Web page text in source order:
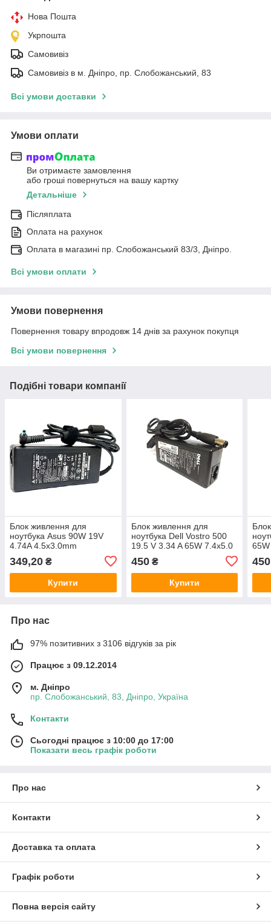
Нова Пошта
Укрпошта
Самовивіз
Самовивіз в м. Дніпро, пр. Слобожанський, 83
Всі умови доставки
Умови оплати
Ви отримаєте замовлення
або гроші повернуться на вашу картку
Детальніше
Післяплата
Оплата на рахунок
Оплата в магазині пр. Слобожанський 83/3, Дніпро.
Всі умови оплати
Умови повернення
Повернення товару впродовж 14 днів за рахунок покупця
Всі умови повернення
Подібні товари компанії
Блок живлення для
ноутбука Asus 90W 19V
4.74A 4.5x3.0mm
349,20 ₴
Купити
Блок живлення для
ноутбука Dell Vostro 500
19.5 V 3.34 A 65W 7.4x5.0
450₴
Купити
450
Про нас
97% позитивних з 3106 відгуків за рік
Працює з 09.12.2014
м. Дніпро
пр. Слобожанський, 83, Дніпро, Україна
Контакти
Сьогодні працює з 10:00 до 17:00
Показати весь графік роботи
Про нас
Контакти
Доставка та оплата
Графік роботи
Повна версія сайту